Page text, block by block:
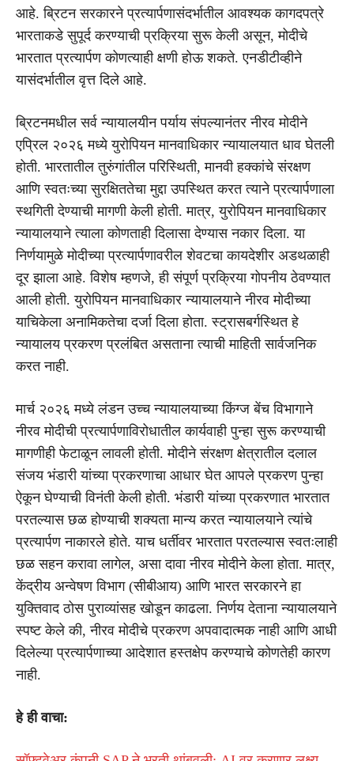
आहे. ब्रिटन सरकारने प्रत्यार्पणासंदर्भातील आवश्यक कागदपत्रे
भारताकडे सुपूर्द करण्याची प्रक्रिया सुरू केली असून, मोदीचे
भारतात प्रत्यार्पण कोणत्याही क्षणी होऊ शकते. एनडीटीव्हीने
यासंदर्भातील वृत्त दिले आहे.
ब्रिटनमधील सर्व न्यायालयीन पर्याय संपल्यानंतर नीरव मोदीने
एप्रिल २०२६ मध्ये युरोपियन मानवाधिकार न्यायालयात धाव घेतली
होती. भारतातील तुरुंगांतील परिस्थिती, मानवी हक्कांचे संरक्षण
आणि स्वतःच्या सुरक्षिततेचा मुद्दा उपस्थित करत त्याने प्रत्यार्पणाला
स्थगिती देण्याची मागणी केली होती. मात्र, युरोपियन मानवाधिकार
न्यायालयाने त्याला कोणताही दिलासा देण्यास नकार दिला. या
निर्णयामुळे मोदीच्या प्रत्यार्पणावरील शेवटचा कायदेशीर अडथळाही
दूर झाला आहे. विशेष म्हणजे, ही संपूर्ण प्रक्रिया गोपनीय ठेवण्यात
आली होती. युरोपियन मानवाधिकार न्यायालयाने नीरव मोदीच्या
याचिकेला अनामिकतेचा दर्जा दिला होता. स्ट्रासबर्गस्थित हे
न्यायालय प्रकरण प्रलंबित असताना त्याची माहिती सार्वजनिक
करत नाही.
मार्च २०२६ मध्ये लंडन उच्च न्यायालयाच्या किंग्ज बेंच विभागाने
नीरव मोदीची प्रत्यार्पणाविरोधातील कार्यवाही पुन्हा सुरू करण्याची
मागणीही फेटाळून लावली होती. मोदीने संरक्षण क्षेत्रातील दलाल
संजय भंडारी यांच्या प्रकरणाचा आधार घेत आपले प्रकरण पुन्हा
ऐकून घेण्याची विनंती केली होती. भंडारी यांच्या प्रकरणात भारतात
परतल्यास छळ होण्याची शक्यता मान्य करत न्यायालयाने त्यांचे
प्रत्यार्पण नाकारले होते. याच धर्तीवर भारतात परतल्यास स्वतःलाही
छळ सहन करावा लागेल, असा दावा नीरव मोदीने केला होता. मात्र,
केंद्रीय अन्वेषण विभाग (सीबीआय) आणि भारत सरकारने हा
युक्तिवाद ठोस पुराव्यांसह खोडून काढला. निर्णय देताना न्यायालयाने
स्पष्ट केले की, नीरव मोदीचे प्रकरण अपवादात्मक नाही आणि आधी
दिलेल्या प्रत्यार्पणाच्या आदेशात हस्तक्षेप करण्याचे कोणतेही कारण
नाही.
हे ही वाचा: